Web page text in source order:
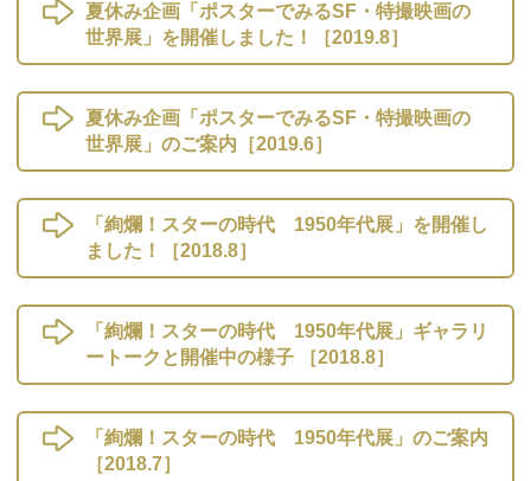
夏休み企画「ポスターでみるSF・特撮映画の
世界展」を開催しました！［2019.8］
夏休み企画「ポスターでみるSF・特撮映画の
世界展」のご案内［2019.6］
「絢爛！スターの時代 1950年代展」を開催し
ました！［2018.8］
「絢爛！スターの時代 1950年代展」ギャラリ
ートークと開催中の様子 ［2018.8］
「絢爛！スターの時代 1950年代展」のご案内
［2018.7］